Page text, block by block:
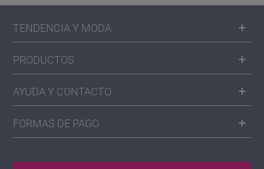
TENDENCIA Y MODA
PRODUCTOS
AYUDA Y CONTACTO
FORMAS DE PAGO